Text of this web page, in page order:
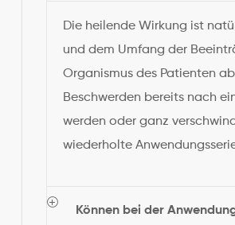
Die heilende Wirkung ist
und dem Umfang der
Organismus des Patienten
Beschwerden bereits nach
werden oder ganz
wiederholte
Können bei der